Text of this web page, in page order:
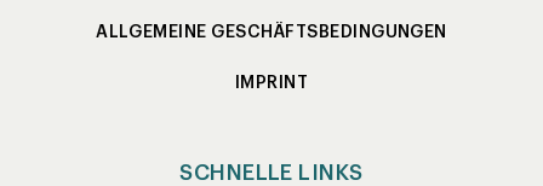
ALLGEMEINE GESCHÄFTSBEDINGUNGEN
IMPRINT
SCHNELLE LINKS